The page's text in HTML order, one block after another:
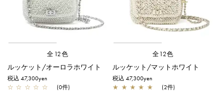
全12色
ルッケット/オーロラホワイト
税込 47,300yen
☆ ☆ ☆ ☆ ☆ (0件)
全12色
ルッケット/マットホワイト
税込 47,300yen
★ ★ ★ ★ ★ (2件)